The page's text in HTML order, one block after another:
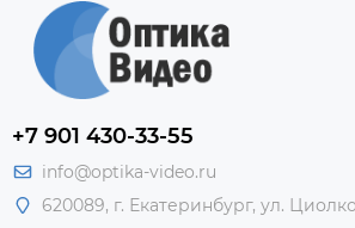
+7 901 430-33-55
info@optika-video.ru
620089, г. Екатеринбург, ул.